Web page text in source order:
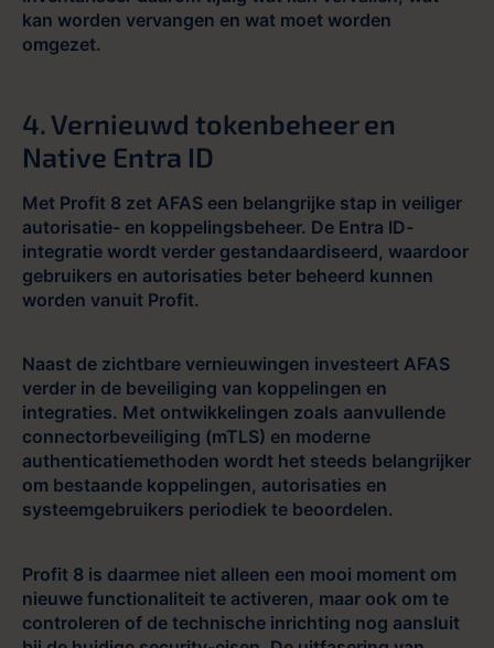
kan worden vervangen en wat moet worden
omgezet.
4. Vernieuwd tokenbeheer en
Native Entra ID
Met Profit 8 zet AFAS een belangrijke stap in veiliger
autorisatie- en koppelingsbeheer. De Entra ID-
integratie wordt verder gestandaardiseerd, waardoor
gebruikers en autorisaties beter beheerd kunnen
worden vanuit Profit.
Naast de zichtbare vernieuwingen investeert AFAS
verder in de beveiliging van koppelingen en
integraties. Met ontwikkelingen zoals aanvullende
connectorbeveiliging (mTLS) en moderne
authenticatiemethoden wordt het steeds belangrijker
om bestaande koppelingen, autorisaties en
systeemgebruikers periodiek te beoordelen.
Profit 8 is daarmee niet alleen een mooi moment om
nieuwe functionaliteit te activeren, maar ook om te
controleren of de technische inrichting nog aansluit